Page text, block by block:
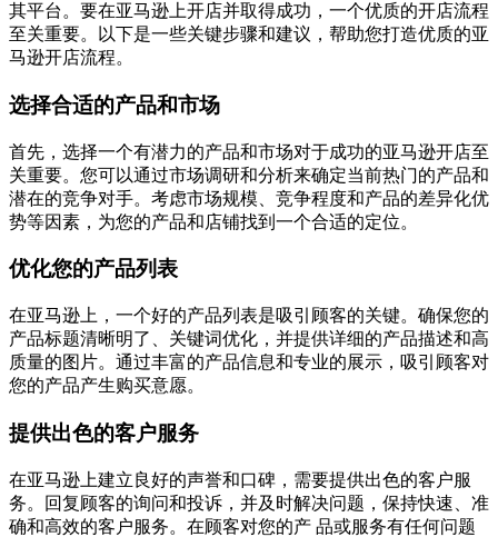
其平台。要在亚马逊上开店并取得成功，一个优质的开店流程
至关重要。以下是一些关键步骤和建议，帮助您打造优质的亚
马逊开店流程。
选择合适的产品和市场
首先，选择一个有潜力的产品和市场对于成功的亚马逊开店至
关重要。您可以通过市场调研和分析来确定当前热门的产品和
潜在的竞争对手。考虑市场规模、竞争程度和产品的差异化优
势等因素，为您的产品和店铺找到一个合适的定位。
优化您的产品列表
在亚马逊上，一个好的产品列表是吸引顾客的关键。确保您的
产品标题清晰明了、关键词优化，并提供详细的产品描述和高
质量的图片。通过丰富的产品信息和专业的展示，吸引顾客对
您的产品产生购买意愿。
提供出色的客户服务
在亚马逊上建立良好的声誉和口碑，需要提供出色的客户服
务。回复顾客的询问和投诉，并及时解决问题，保持快速、准
确和高效的客户服务。在顾客对您的产 品或服务有任何问题